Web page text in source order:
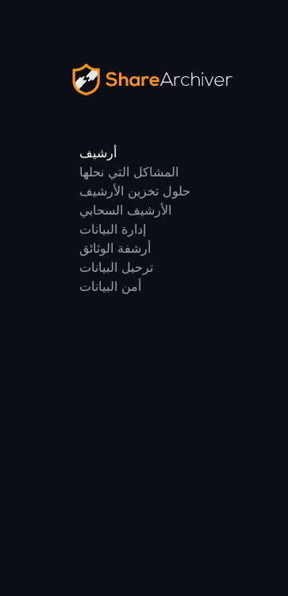
أرشيف
المشاكل التي نحلها
حلول تخزين الأرشيف
الأرشيف السحابي
إدارة البيانات
أرشفة الوثائق
ترحيل البيانات
أمن البيانات